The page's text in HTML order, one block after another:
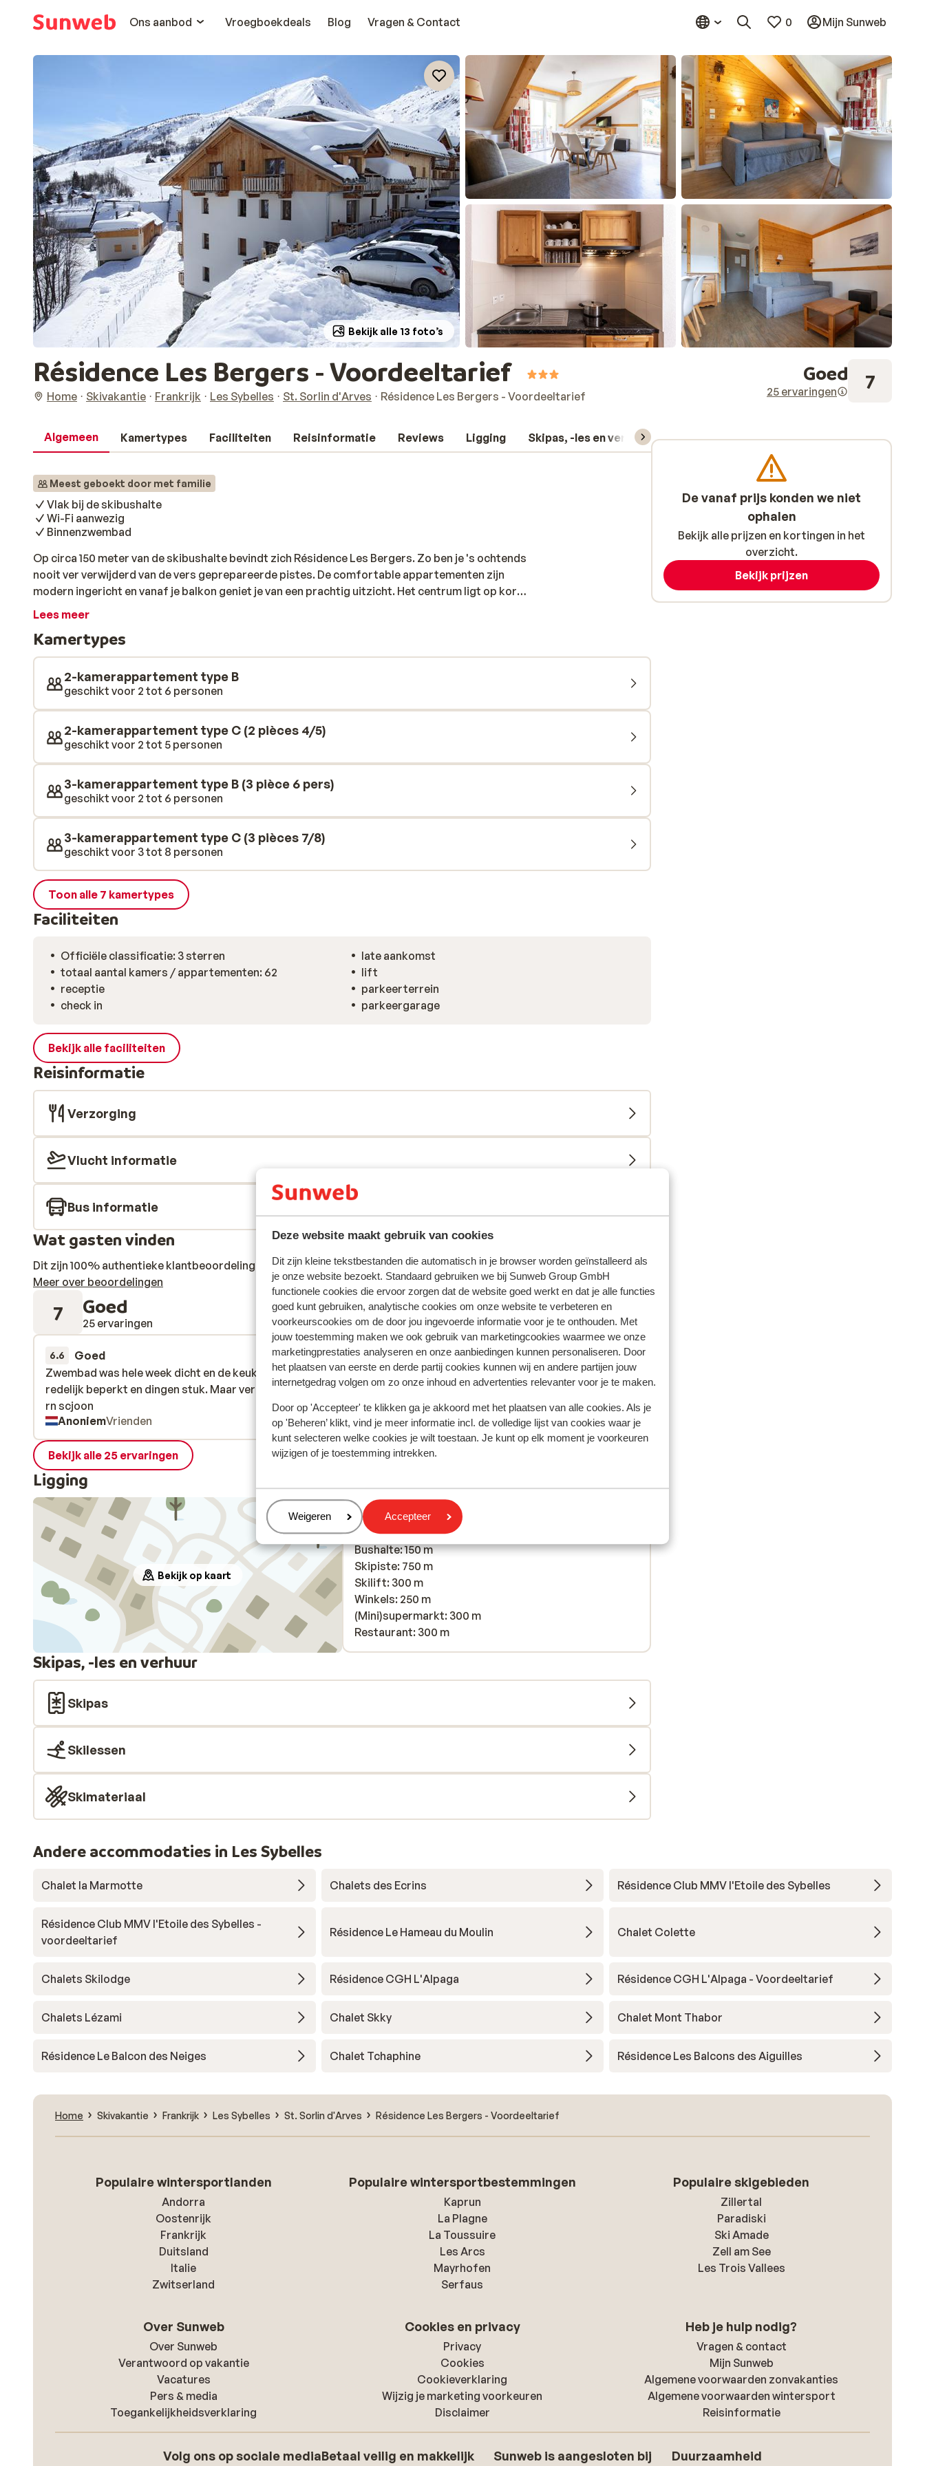
Deze website maakt gebruik van cookies
Dit zijn kleine tekstbestanden die automatisch in je browser worden geïnstalleerd als
je onze website bezoekt. Standaard gebruiken we bij Sunweb Group GmbH
functionele cookies die ervoor zorgen dat de website goed werkt en dat je alle functies
goed kunt gebruiken, analytische cookies om onze website te verbeteren en
voorkeurscookies om de door jou ingevoerde informatie voor je te onthouden. Met
jouw toestemming maken we ook gebruik van marketingcookies waarmee we onze
marketingprestaties analyseren en onze aanbiedingen kunnen personaliseren. Door
het plaatsen van eerste en derde partij cookies kunnen wij en andere partijen jouw
internetgedrag volgen om zo onze inhoud en advertenties relevanter voor je te maken.
Door op 'Accepteer' te klikken ga je akkoord met het plaatsen van alle cookies. Als je
op 'Beheren’ klikt, vind je meer informatie incl. de volledige lijst van cookies waar je
kunt selecteren welke cookies je wilt toestaan. Je kunt op elk moment je voorkeuren
wijzigen of je toestemming intrekken.
Beheren
Weigeren Accepteer
Ons aanbod
Vroegboekdeals Blog Vragen & Contact 0 Mijn Sunweb
Bekijk alle 13 foto’s
Résidence Les Bergers - Voordeeltarief
Home Skivakantie Frankrijk Les Sybelles St. Sorlin d'Arves Résidence Les Bergers - Voordeeltarief
Goed
25 ervaringen 7
Algemeen Kamertypes Faciliteiten Reisinformatie Reviews Ligging Skipas, -les en verhuur
Meest geboekt door met familie
Vlak bij de skibushalte
Wi-Fi aanwezig
Binnenzwembad
Op circa 150 meter van de skibushalte bevindt zich Résidence Les Bergers. Zo ben je 's ochtends
nooit ver verwijderd van de vers geprepareerde pistes. De comfortable appartementen zijn
modern ingericht en vanaf je balkon geniet je van een prachtig uitzicht. Het centrum ligt op korte
afstand, dus hier kun je naartoe lopen. Even geen zin in sneeuw en kou? Trek dan een baantje in
Lees meer
Kamertypes
2-kamerappartement type B
geschikt voor 2 tot 6 personen
2-kamerappartement type C (2 pièces 4/5)
geschikt voor 2 tot 5 personen
3-kamerappartement type B (3 pièce 6 pers)
geschikt voor 2 tot 6 personen
3-kamerappartement type C (3 pièces 7/8)
geschikt voor 3 tot 8 personen
Toon alle 7 kamertypes
Faciliteiten
Officiële classificatie: 3 sterren
totaal aantal kamers / appartementen: 62
receptie
check in
late aankomst
lift
parkeerterrein
parkeergarage
Bekijk alle faciliteiten
Reisinformatie
Verzorging
Vlucht informatie
Bus informatie
Wat gasten vinden
Dit zijn 100% authentieke klantbeoordelingen die hun ervaring met ons product eerlijk weergeven.
Meer over beoordelingen
7 Goed
25 ervaringen Meest geboekt door met familie
6.6 Goed
6 mrt. 2026
Zwembad was hele week dicht en de keuken was
redelijk beperkt en dingen stuk. Maar verder wel prima
rn scjoon
Zwembad was hele week dicht en de keuken was
redelijk beperkt en dingen stuk. Maar verder wel prima
rn scjoon
AnoniemVrienden
9.0 Fantastisch
21 feb. 2026
Logement très propre . La Personne de l'accueil était
très sociable .
Logement très propre . La Personne de l'accueil était
très sociable .
Vertalen naar het Nederlands (BE)
AnoniemMet familie
Bekijk alle 25 ervaringen
Ligging
Bekijk op kaart
Afstanden
Centrum: 350 m
Bushalte: 150 m
Skipiste: 750 m
Skilift: 300 m
Winkels: 250 m
(Mini)supermarkt: 300 m
Restaurant: 300 m
Skipas, -les en verhuur
Skipas
Skilessen
Skimateriaal
De vanaf prijs konden we niet
ophalen
Bekijk alle prijzen en kortingen in het
overzicht.
Bekijk prijzen
Andere accommodaties in Les Sybelles
Chalet la Marmotte Chalets des Ecrins Résidence Club MMV l'Etoile des Sybelles
Résidence Club MMV l'Etoile des Sybelles -
voordeeltarief
Résidence Le Hameau du Moulin Chalet Colette
Chalets Skilodge Résidence CGH L'Alpaga Résidence CGH L'Alpaga - Voordeeltarief
Chalets Lézami Chalet Skky Chalet Mont Thabor
Résidence Le Balcon des Neiges Chalet Tchaphine Résidence Les Balcons des Aiguilles
Home Skivakantie Frankrijk Les Sybelles St. Sorlin d'Arves Résidence Les Bergers - Voordeeltarief
Populaire wintersportlanden
Andorra
Oostenrijk
Frankrijk
Duitsland
Italie
Zwitserland
Populaire wintersportbestemmingen
Kaprun
La Plagne
La Toussuire
Les Arcs
Mayrhofen
Serfaus
Populaire skigebieden
Zillertal
Paradiski
Ski Amade
Zell am See
Les Trois Vallees
Over Sunweb
Over Sunweb
Verantwoord op vakantie
Vacatures
Pers & media
Toegankelijkheidsverklaring
Cookies en privacy
Privacy
Cookies
Cookieverklaring
Wijzig je marketing voorkeuren
Disclaimer
Heb je hulp nodig?
Vragen & contact
Mijn Sunweb
Algemene voorwaarden zonvakanties
Algemene voorwaarden wintersport
Reisinformatie
Volg ons op sociale mediaBetaal veilig en makkelijk Sunweb is aangesloten bij Duurzaamheid